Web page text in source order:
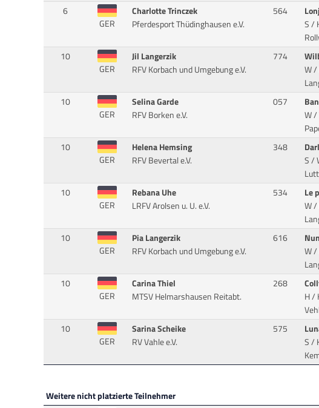
6
GER
Charlotte Trinczek
Pferdesport Thüdinghausen e.V.
564
S /
10
GER
Jil Langerzik
RFV Korbach und Umgebung e.V.
774
W
10
GER
Selina Garde
RFV Borken e.V.
057
W
10
GER
Helena Hemsing
RFV Bevertal e.V.
348
S /
10
GER
Rebana Uhe
LRFV Arolsen u. U. e.V.
534
Le
W
10
GER
Pia Langerzik
RFV Korbach und Umgebung e.V.
616
W /
10
GER
Carina Thiel
MTSV Helmarshausen Reitabt.
268
H /
10
GER
Sarina Scheike
RV Vahle e.V.
575
S /
Weitere nicht platzierte Teilnehmer